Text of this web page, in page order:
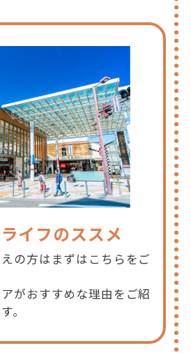
イフのススメ
の方はまずはこちらをご
がおすすめな理由をご紹
。